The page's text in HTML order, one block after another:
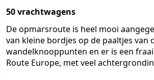
50 vrachtwagens
De opmarsroute is heel mooi
van kleine bordjes op de paaltjes van
wandelknooppunten en er is een
Route Europe, met veel